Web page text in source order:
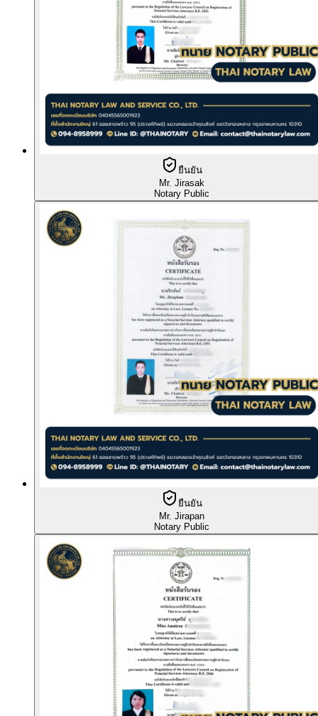
ยืนยัน
Mr. Jirasak
Notary Public
ยืนยัน
Mr. Jirapan
Notary Public